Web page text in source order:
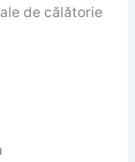
de călătorie